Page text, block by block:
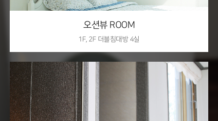
자세히 보기
오션뷰 ROOM
1F, 2F 더블침대방 4실
1F, 2F 복층